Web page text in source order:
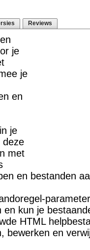
Reviews
je
je
en
je
deze
met
en bestanden
en kun je
HTML
bewerken en